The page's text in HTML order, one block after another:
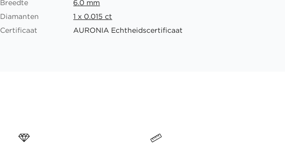
Breedte
6.0 mm
Diamanten
1 x 0.015 ct
Certificaat
AURONIA Echtheidscertificaat